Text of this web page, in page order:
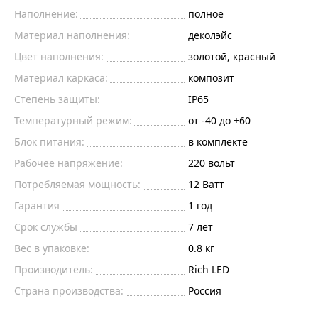
Наполнение:
полное
Материал наполнения:
деколэйс
Цвет наполнения:
золотой, красный
Материал каркаса:
композит
Степень защиты:
IP65
Температурный режим:
от -40 до +60
Блок питания:
в комплекте
Рабочее напряжение:
220 вольт
Потребляемая мощность:
12 Ватт
Гарантия
1 год
Срок службы
7 лет
Вес в упаковке:
0.8 кг
Производитель:
Rich LED
Страна производства:
Россия